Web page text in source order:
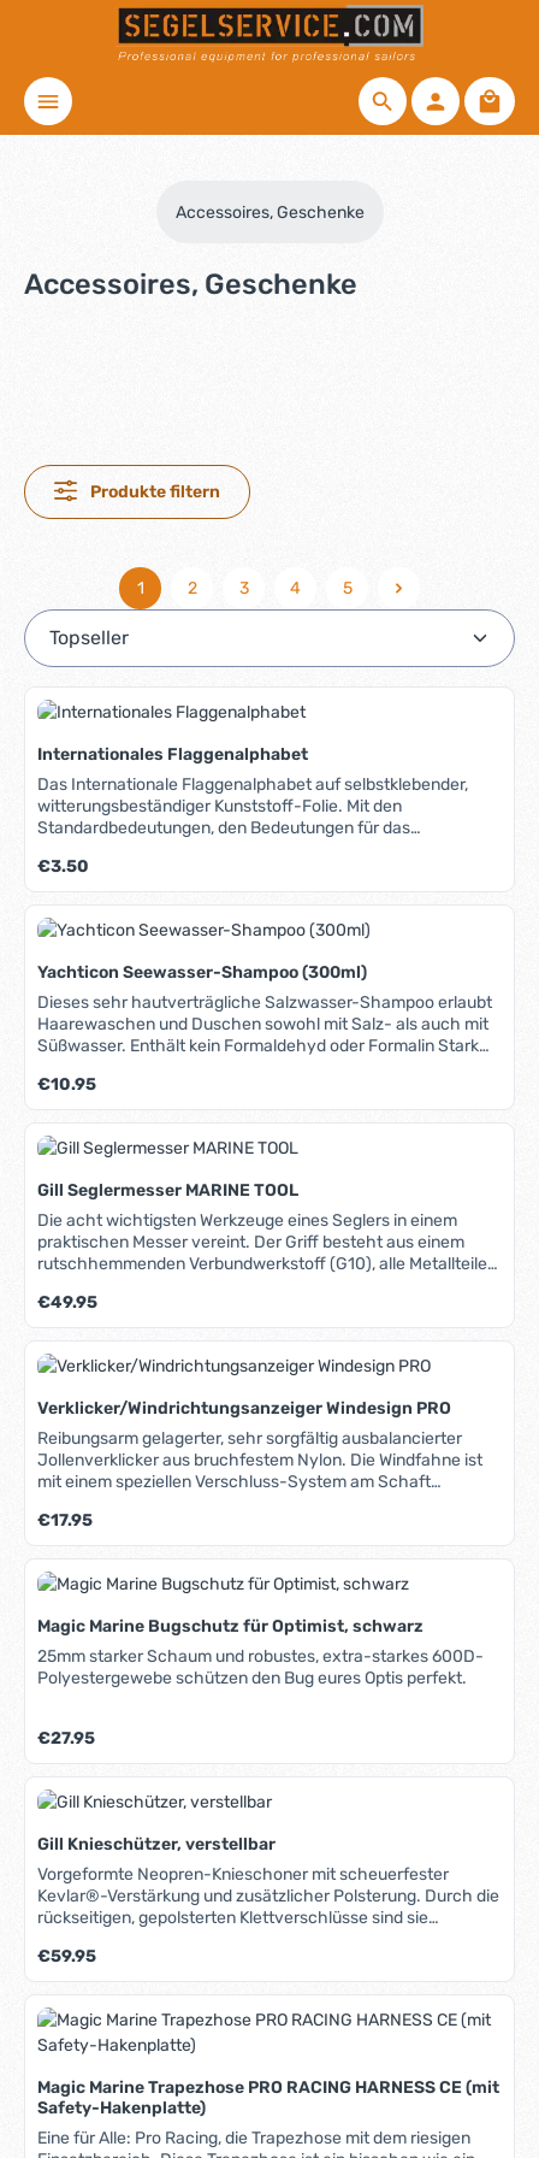
Zum Hauptinhalt springen
Accessoires, Geschenke
Accessoires, Geschenke
Produkte filtern
Seite
1
Seite
2
Seite
3
Seite
4
Seite
5
Internationales Flaggenalphabet
Das Internationale Flaggenalphabet auf selbstklebender,
witterungsbeständiger Kunststoff-Folie. Mit den
Standardbedeutungen, den Bedeutungen für das
Regulärer Preis:
€3.50
Yachticon Seewasser-Shampoo (300ml)
Dieses sehr hautverträgliche Salzwasser-Shampoo erlaubt
Haarewaschen und Duschen sowohl mit Salz- als auch mit
Süßwasser. Enthält kein Formaldehyd oder Formalin Stark
durch pH-Wert 5,5 Mit 7 Kräuterextrakten Selbstverständlich
umweltfreundlich und biologisch abbaubar Ideal für alle
Wassersportler.
Regulärer Preis:
€10.95
Gill Seglermesser MARINE TOOL
Die acht wichtigsten Werkzeuge eines Seglers in einem
praktischen Messer vereint. Der Griff besteht aus einem
rutschhemmenden Verbundwerkstoff (G10), alle Metallteile
Hand zu öffnen, Klinge feststellbar, um versehentliches
Zusammenklappen zu verhindern, abgerundete
Sägezahnklinge, schneidet mühelos Tauwerk,
Schäkelöffner, Marlspieker, Gurtschneider, Maulschlüssel
Schlagwerkzeug, ergonomischer Griff aus G10-
Verbundwerkstoff, sehr rutschfest auch in nassem Zustand,
verschraubte Schalen, solide Verarbeitung, Lieferung incl.
hochwertiger Nylon-Tasche mit Befestigungsschlaufe.
Regulärer Preis:
€49.95
Verklicker/Windrichtungsanzeiger Windesign PRO
Reibungsarm gelagerter, sehr sorgfältig ausbalancierter
Jollenverklicker aus bruchfestem Nylon. Die Windfahne ist
mit einem speziellen Verschluss-System am Schaft
Aluminium hat einen Durchmesser von 5mm und passt auf
die meisten Top-Pins.Eine zusätzlich erhältliche Halterung
(siehe unten "Dazu passende Produkte") ermöglicht die
seitliche Mastmontage.
Regulärer Preis:
€17.95
Magic Marine Bugschutz für Optimist, schwarz
25mm starker Schaum und robustes, extra-starkes 600D-
Polyestergewebe schützen den Bug eures Optis perfekt.
Regulärer Preis:
€27.95
Gill Knieschützer, verstellbar
Vorgeformte Neopren-Knieschoner mit scheuerfester
Kevlar®-Verstärkung und zusätzlicher Polsterung. Durch die
rückseitigen, gepolsterten Klettverschlüsse sind sie
Regulärer Preis:
€59.95
Magic Marine Trapezhose PRO RACING HARNESS CE (mit
Safety-Hakenplatte)
Eine für Alle: Pro Racing, die Trapezhose mit dem riesigen